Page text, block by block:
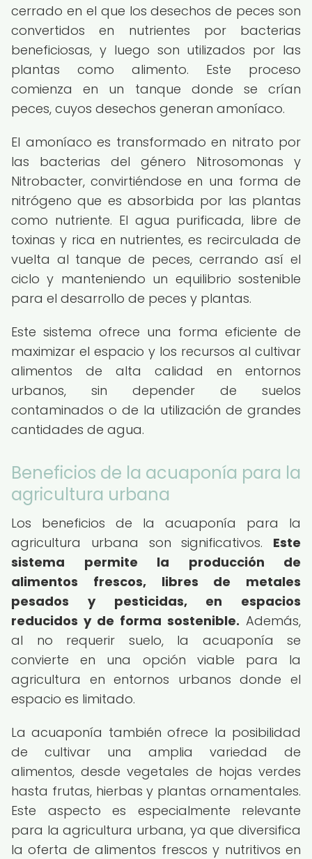
cerrado en el que los desechos de peces son
convertidos en nutrientes por bacterias
beneficiosas, y luego son utilizados por las
plantas como alimento. Este proceso
comienza en un tanque donde se crían
peces, cuyos desechos generan amoníaco.
El amoníaco es transformado en nitrato por
las bacterias del género Nitrosomonas y
Nitrobacter, convirtiéndose en una forma de
nitrógeno que es absorbida por las plantas
como nutriente. El agua purificada, libre de
toxinas y rica en nutrientes, es recirculada de
vuelta al tanque de peces, cerrando así el
ciclo y manteniendo un equilibrio sostenible
para el desarrollo de peces y plantas.
Este sistema ofrece una forma eficiente de
maximizar el espacio y los recursos al cultivar
alimentos de alta calidad en entornos
urbanos, sin depender de suelos
contaminados o de la utilización de grandes
cantidades de agua.
Beneficios de la acuaponía para la
agricultura urbana
Los beneficios de la acuaponía para la
agricultura urbana son significativos. Este
sistema permite la producción de
alimentos frescos, libres de metales
pesados y pesticidas, en espacios
reducidos y de forma sostenible. Además,
al no requerir suelo, la acuaponía se
convierte en una opción viable para la
agricultura en entornos urbanos donde el
espacio es limitado.
La acuaponía también ofrece la posibilidad
de cultivar una amplia variedad de
alimentos, desde vegetales de hojas verdes
hasta frutas, hierbas y plantas ornamentales.
Este aspecto es especialmente relevante
para la agricultura urbana, ya que diversifica
la oferta de alimentos frescos y nutritivos en